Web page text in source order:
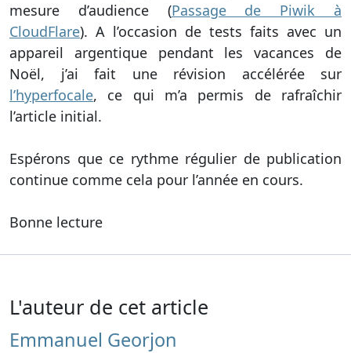
mesure d’audience (Passage de Piwik à
CloudFlare). A l’occasion de tests faits avec un
appareil argentique pendant les vacances de
Noël, j’ai fait une révision accélérée sur
l’hyperfocale, ce qui m’a permis de rafraîchir
l’article initial.
Espérons que ce rythme régulier de publication
continue comme cela pour l’année en cours.
Bonne lecture
L'auteur de cet article
Emmanuel Georjon